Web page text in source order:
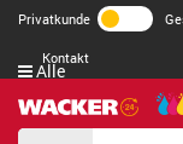
Privatkunde
Kontakt
Alle